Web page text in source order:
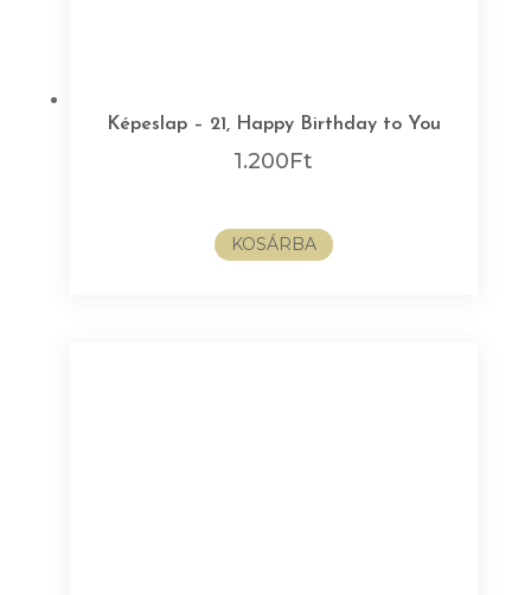
Képeslap – 21, Happy Birthday to You
1.200Ft
KOSÁRBA